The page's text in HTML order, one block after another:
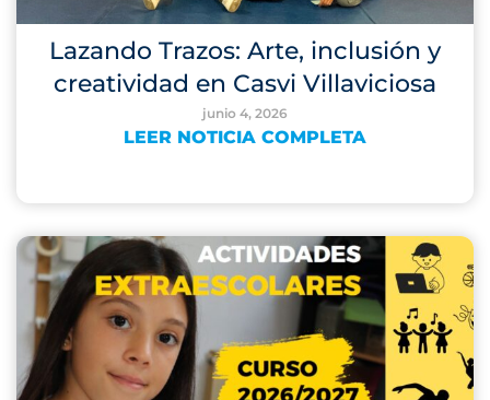
Lazando Trazos: Arte, inclusión y
creatividad en Casvi Villaviciosa
junio 4, 2026
LEER NOTICIA COMPLETA